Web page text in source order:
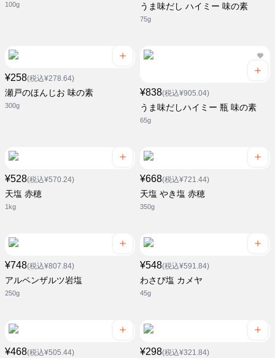
100g うま味だし ハイミー 味の素
75g
¥258(税込¥278.64)
瀬戸のほんじお 味の素
300g
¥838(税込¥905.04)
うま味だしハイミー 瓶 味の素
65g
¥528(税込¥570.24)
天塩 赤穂
1kg
¥668(税込¥721.44)
天塩 やき塩 赤穂
350g
¥748(税込¥807.84)
アルペンザルツ岩塩
250g
¥548(税込¥591.84)
わさび塩 カメヤ
45g
¥468(税込¥505.44) ¥298(税込¥321.84)